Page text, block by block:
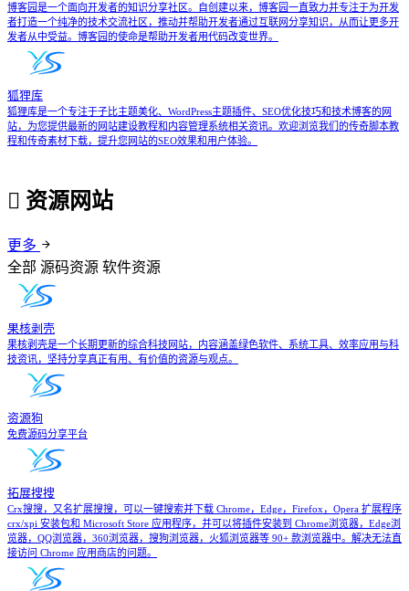
博客园是一个面向开发者的知识分享社区。自创建以来，博客园一直致力并专注于为开发
者打造一个纯净的技术交流社区，推动并帮助开发者通过互联网分享知识，从而让更多开
发者从中受益。博客园的使命是帮助开发者用代码改变世界。
狐狸库
狐狸库是一个专注于子比主题美化、WordPress主题插件、SEO优化技巧和技术博客的网
站，为您提供最新的网站建设教程和内容管理系统相关资讯。欢迎浏览我们的传奇脚本教
程和传奇素材下载，提升您网站的SEO效果和用户体验。
资源网站
更多
全部 源码资源 软件资源
果核剥壳
果核剥壳是一个长期更新的综合科技网站，内容涵盖绿色软件、系统工具、效率应用与科
技资讯，坚持分享真正有用、有价值的资源与观点。
资源狗
免费源码分享平台
拓展搜搜
Crx搜搜，又名扩展搜搜，可以一键搜索并下载 Chrome，Edge，Firefox，Opera 扩展程序
crx/xpi 安装包和 Microsoft Store 应用程序，并可以将插件安装到 Chrome浏览器，Edge浏
览器，QQ浏览器，360浏览器，搜狗浏览器，火狐浏览器等 90+ 款浏览器中。解决无法直
接访问 Chrome 应用商店的问题。